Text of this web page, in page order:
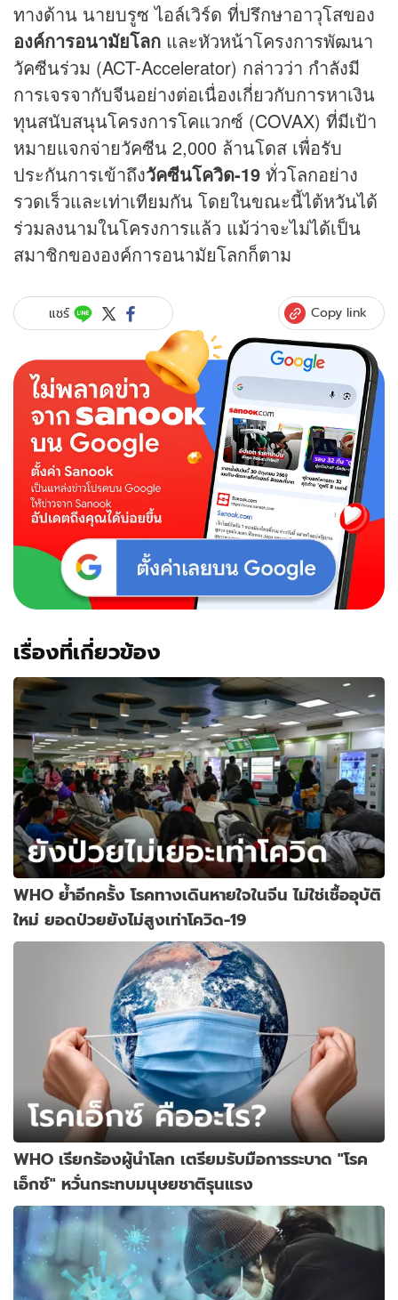
ทางด้าน นายบรูซ ไอล์เวิร์ด ที่ปรึกษาอาวุโสของ
องค์การอนามัยโลก และหัวหน้าโครงการพัฒนา
วัคซีนร่วม (ACT-Accelerator) กล่าวว่า กำลังมี
การเจรจากับจีนอย่างต่อเนื่องเกี่ยวกับการหาเงิน
ทุนสนับสนุนโครงการโคแวกซ์ (COVAX) ที่มีเป้า
หมายแจกจ่ายวัคซีน 2,000 ล้านโดส เพื่อรับ
ประกันการเข้าถึงวัคซีนโควิด-19 ทั่วโลกอย่าง
รวดเร็วและเท่าเทียมกัน โดยในขณะนี้ไต้หวันได้
ร่วมลงนามในโครงการแล้ว แม้ว่าจะไม่ได้เป็น
สมาชิกขององค์การอนามัยโลกก็ตาม
แชร์ Copy link
เรื่องที่เกี่ยวข้อง
WHO ย้ำอีกครั้ง โรคทางเดินหายใจในจีน ไม่ใช่เชื้ออุบัติ
ใหม่ ยอดป่วยยังไม่สูงเท่าโควิด-19
WHO เรียกร้องผู้นำโลก เตรียมรับมือการระบาด "โรค
เอ็กซ์" หวั่นกระทบมนุษยชาติรุนแรง